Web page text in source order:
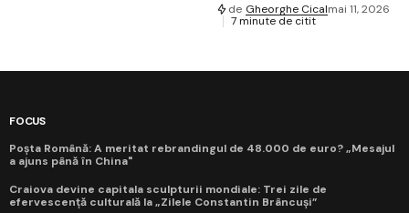
de Gheorghe Cicalmai 11, 2026
7 minute de citit
FOCUS
Poșta Română: A meritat rebrandingul de 48.000 de euro? „Mesajul
a ajuns până în China"
Craiova devine capitala sculpturii mondiale: Trei zile de
efervescență culturală la „Zilele Constantin Brâncuși”